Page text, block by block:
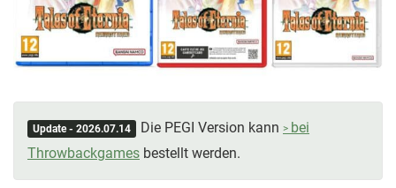
Update - 2026.07.14 Die PEGI Version kann
bei
Throwbackgames bestellt werden.